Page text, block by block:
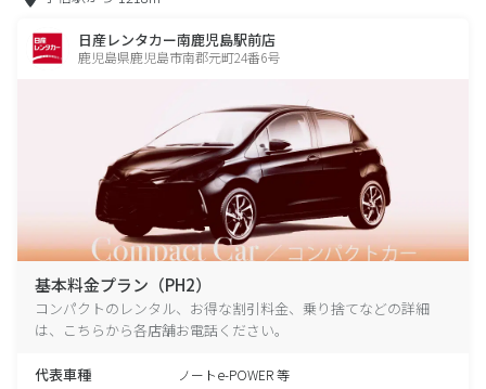
日産レンタカー南鹿児島駅前店
鹿児島県鹿児島市南郡元町24番6号
基本料金プラン（PH2）
コンパクトのレンタル、お得な割引料金、乗り捨てなどの詳細
は、こちらから各店舗お電話ください。
代表車種 ノートe-POWER 等